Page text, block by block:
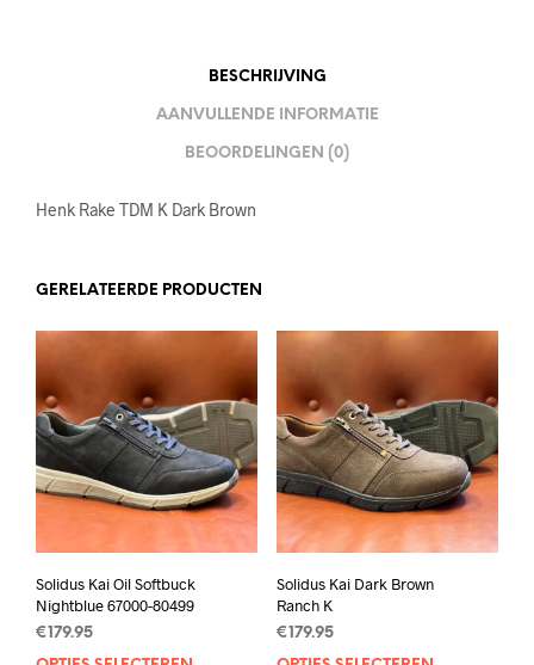
BESCHRIJVING
AANVULLENDE INFORMATIE
BEOORDELINGEN (0)
Henk Rake TDM K Dark Brown
GERELATEERDE PRODUCTEN
Solidus Kai Oil Softbuck
Nightblue 67000-80499
€ 179.95
Solidus Kai Dark Brown
Ranch K
€ 179.95